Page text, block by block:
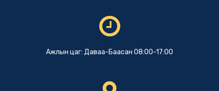
Ажлын цаг: Даваа-Баасан 08:00-17:00